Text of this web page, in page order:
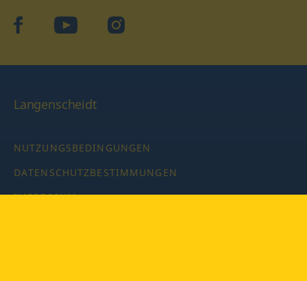
facebookYouTube Instagram
Langenscheidt
NUTZUNGSBEDINGUNGEN
DATENSCHUTZBESTIMMUNGEN
IMPRESSUM